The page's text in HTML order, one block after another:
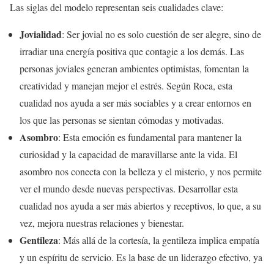
Las siglas del modelo representan seis cualidades clave:
Jovialidad: Ser jovial no es solo cuestión de ser alegre, sino de
irradiar una energía positiva que contagie a los demás. Las
personas joviales generan ambientes optimistas, fomentan la
creatividad y manejan mejor el estrés. Según Roca, esta
cualidad nos ayuda a ser más sociables y a crear entornos en
los que las personas se sientan cómodas y motivadas.
Asombro: Esta emoción es fundamental para mantener la
curiosidad y la capacidad de maravillarse ante la vida. El
asombro nos conecta con la belleza y el misterio, y nos permite
ver el mundo desde nuevas perspectivas. Desarrollar esta
cualidad nos ayuda a ser más abiertos y receptivos, lo que, a su
vez, mejora nuestras relaciones y bienestar.
Gentileza: Más allá de la cortesía, la gentileza implica empatía
y un espíritu de servicio. Es la base de un liderazgo efectivo, ya